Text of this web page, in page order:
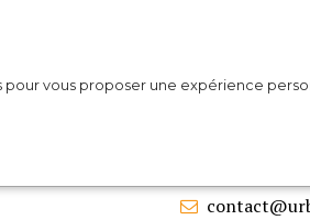
vous proposer une expérience